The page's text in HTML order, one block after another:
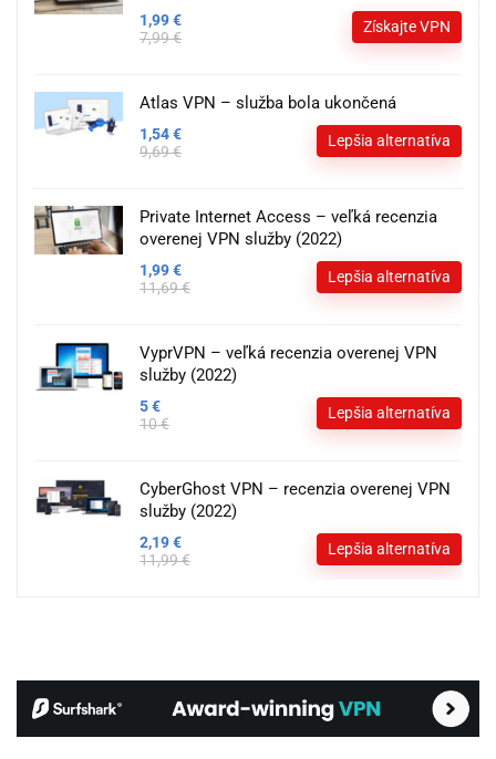
1,99 €
7,99 €
Získajte VPN
Atlas VPN – služba bola ukončená
1,54 €
9,69 €
Lepšia alternatíva
Private Internet Access – veľká recenzia
overenej VPN služby (2022)
1,99 €
11,69 €
Lepšia alternatíva
VyprVPN – veľká recenzia overenej VPN
služby (2022)
5 €
10 €
Lepšia alternatíva
CyberGhost VPN – recenzia overenej VPN
služby (2022)
2,19 €
11,99 €
Lepšia alternatíva